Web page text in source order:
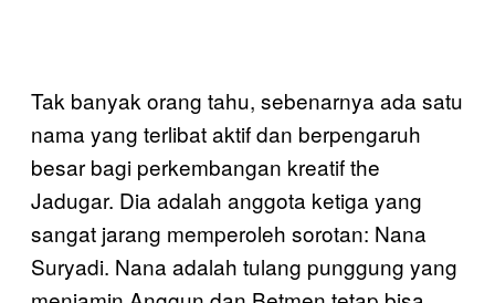
Tak banyak orang tahu, sebenarnya ada satu
nama yang terlibat aktif dan berpengaruh
besar bagi perkembangan kreatif the
Jadugar. Dia adalah anggota ketiga yang
sangat jarang memperoleh sorotan: Nana
Suryadi. Nana adalah tulang punggung yang